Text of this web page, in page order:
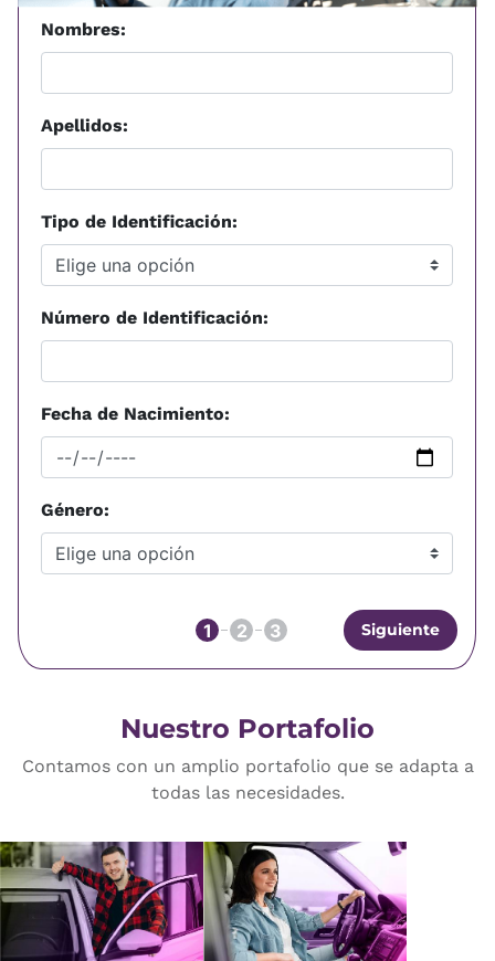
Nombres:
Apellidos:
Tipo de Identificación:
Número de Identificación:
Fecha de Nacimiento:
Género:
1 2 3 Siguiente
Nuestro Portafolio
Contamos con un amplio portafolio que se adapta a
todas las necesidades.